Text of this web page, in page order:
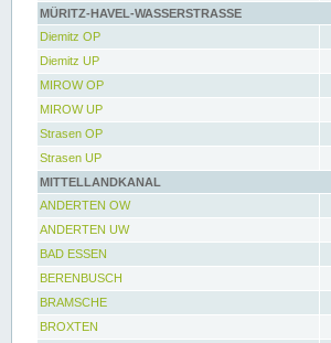
MÜRITZ-HAVEL-WASSERSTRASSE
Diemitz OP
Diemitz UP
MIROW OP
MIROW UP
Strasen OP
Strasen UP
MITTELLANDKANAL
ANDERTEN OW
ANDERTEN UW
BAD ESSEN
BERENBUSCH
BRAMSCHE
BROXTEN